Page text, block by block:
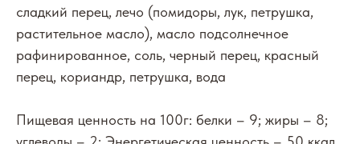
сладкий перец, лечо (помидоры, лук, петрушка,
растительное масло), масло подсолнечное
рафинированное, соль, черный перец, красный
перец, кориандр, петрушка, вода
Пищевая ценность на 100г: белки – 9; жиры – 8;